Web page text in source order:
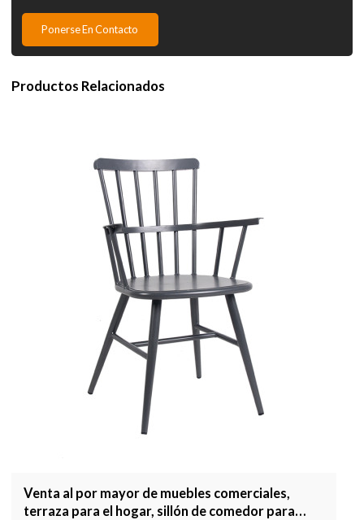
Ponerse En Contacto
Productos Relacionados
Venta al por mayor de muebles comerciales,
terraza para el hogar, sillón de comedor para